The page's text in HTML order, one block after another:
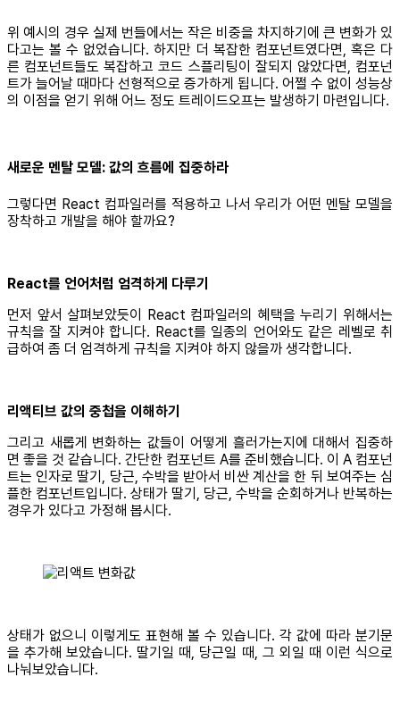
위 예시의 경우 실제 번들에서는 작은 비중을 차지하기에 큰 변화가 있
다고는 볼 수 없었습니다. 하지만 더 복잡한 컴포넌트였다면, 혹은 다
른 컴포넌트들도 복잡하고 코드 스플리팅이 잘되지 않았다면, 컴포넌
트가 늘어날 때마다 선형적으로 증가하게 됩니다. 어쩔 수 없이 성능상
의 이점을 얻기 위해 어느 정도 트레이드오프는 발생하기 마련입니다.
새로운 멘탈 모델: 값의 흐름에 집중하라
그렇다면 React 컴파일러를 적용하고 나서 우리가 어떤 멘탈 모델을
장착하고 개발을 해야 할까요?
React를 언어처럼 엄격하게 다루기
먼저 앞서 살펴보았듯이 React 컴파일러의 혜택을 누리기 위해서는
규칙을 잘 지켜야 합니다. React를 일종의 언어와도 같은 레벨로 취
급하여 좀 더 엄격하게 규칙을 지켜야 하지 않을까 생각합니다.
리액티브 값의 중첩을 이해하기
그리고 새롭게 변화하는 값들이 어떻게 흘러가는지에 대해서 집중하
면 좋을 것 같습니다. 간단한 컴포넌트 A를 준비했습니다. 이 A 컴포넌
트는 인자로 딸기, 당근, 수박을 받아서 비싼 계산을 한 뒤 보여주는 심
플한 컴포넌트입니다. 상태가 딸기, 당근, 수박을 순회하거나 반복하는
경우가 있다고 가정해 봅시다.
상태가 없으니 이렇게도 표현해 볼 수 있습니다. 각 값에 따라 분기문
을 추가해 보았습니다. 딸기일 때, 당근일 때, 그 외일 때 이런 식으로
나눠보았습니다.